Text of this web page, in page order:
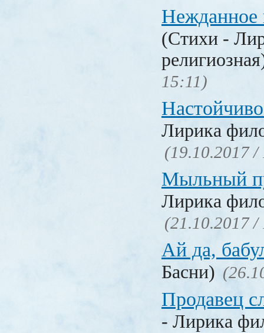
Нежданное
(Стихи -
15:11)
Лирика
(19.10.2017 /
Мыльный
Лирика
(21.10.2017 /
Ай да,
Басни)
Продавец
- Лирика